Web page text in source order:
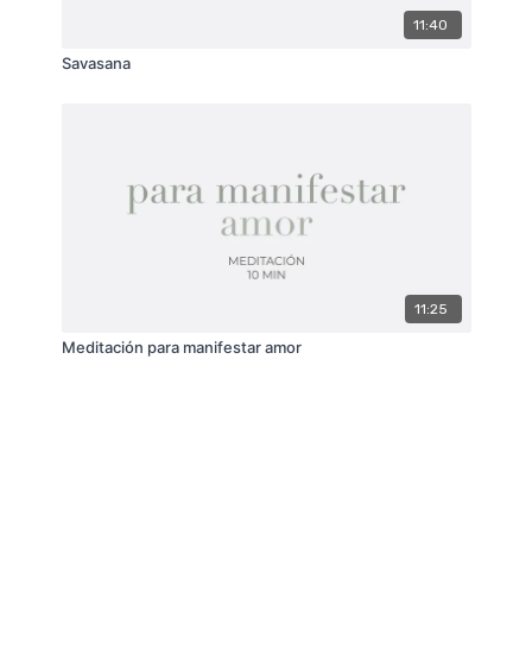
11:40
Savasana
11:25
Meditación para manifestar amor